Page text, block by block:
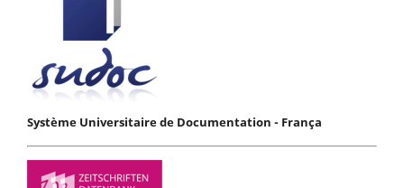
Système Universitaire de Documentation - França